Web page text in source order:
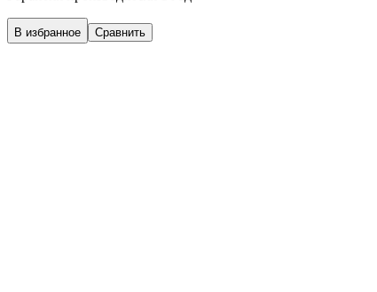
В избранное Сравнить